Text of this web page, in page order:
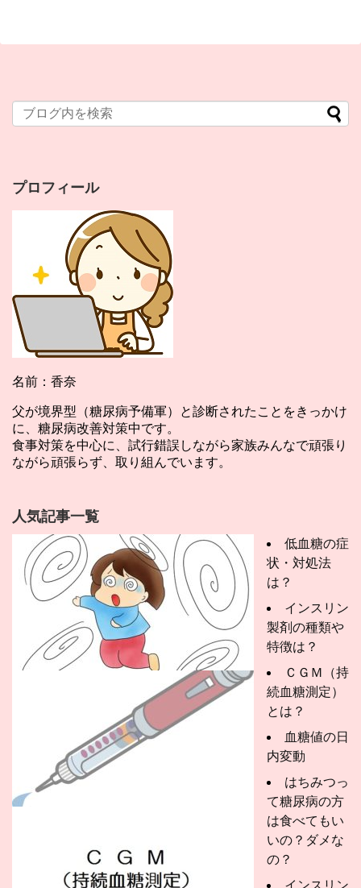
プロフィール
名前：香奈
父が境界型（糖尿病予備軍）と診断されたことをきっかけ
に、糖尿病改善対策中です。
食事対策を中心に、試行錯誤しながら家族みんなで頑張り
ながら頑張らず、取り組んでいます。
人気記事一覧
低血糖の症
状・対処法
は？
インスリン
製剤の種類や
特徴は？
ＣＧＭ（持
続血糖測定）
とは？
血糖値の日
内変動
はちみつっ
て糖尿病の方
は食べてもい
いの？ダメな
の？